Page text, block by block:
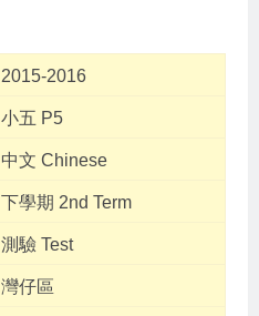
2015-2016
小五 P5
中文 Chinese
下學期 2nd Term
測驗 Test
灣仔區